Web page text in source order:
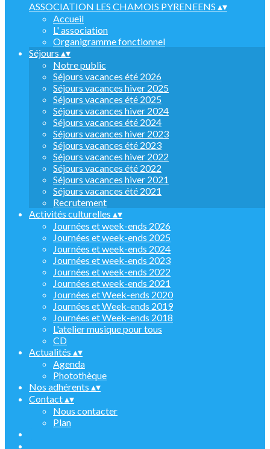
ASSOCIATION LES CHAMOIS PYRENEENS ▴▾
Accueil
L' association
Organigramme fonctionnel
Séjours ▴▾
Notre public
Séjours vacances été 2026
Séjours vacances hiver 2025
Séjours vacances été 2025
Séjours vacances hiver 2024
Séjours vacances été 2024
Séjours vacances hiver 2023
Séjours vacances été 2023
Séjours vacances hiver 2022
Séjours vacances été 2022
Séjours vacances hiver 2021
Séjours vacances été 2021
Recrutement
Activités culturelles ▴▾
Journées et week-ends 2026
Journées et week-ends 2025
Journées et week-ends 2024
Journées et week-ends 2023
Journées et week-ends 2022
Journées et week-ends 2021
Journées et Week-ends 2020
Journées et Week-ends 2019
Journées et Week-ends 2018
L'atelier musique pour tous
CD
Actualités ▴▾
Agenda
Photothèque
Nos adhérents ▴▾
Contact▴▾
Nous contacter
Plan